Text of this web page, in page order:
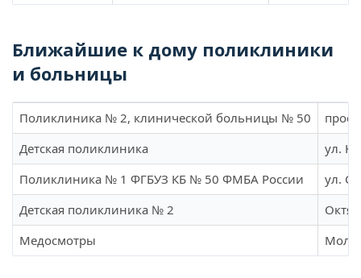
Ближайшие к дому поликлиники
и больницы
Поликлиника № 2, клинической больницы № 50
Детская поликлиника
ул.
Поликлиника № 1 ФГБУЗ КБ № 50 ФМБА России
ул.
Детская поликлиника № 2
Медосмотры